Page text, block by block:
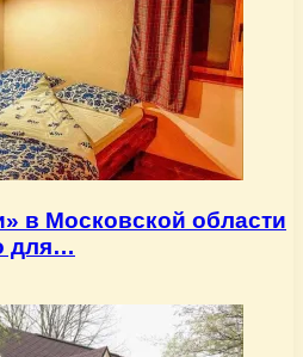
в Московской области
для…